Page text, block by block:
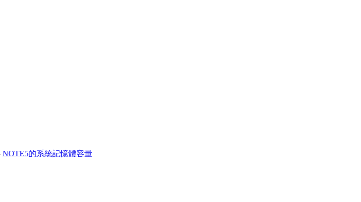
NOTE5的系統記憶體容量